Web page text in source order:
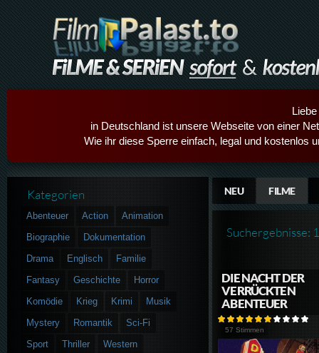
in Deutschland ist unsere Webseite von einer
Wie ihr diese Sperre einfach, legal und kostenlos
NEU FILME
Suchergebnisse: 1
DIE NACHT DER
VERRÜCKTEN
ABENTEUER
57 Stimmen
Kategorien
Abenteuer Action
Animation
Biographie
Dokumentation
Drama
Englisch
Familie
Fantasy
Geschichte
Horror
Komödie
Krieg Krimi
Musik
Mystery
Romantik
Sci-Fi
Sport
Thriller
Western